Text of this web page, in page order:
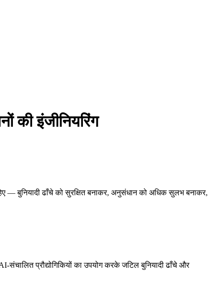
की इंजीनियरिंग
— बुनियादी ढाँचे को सुरक्षित बनाकर, अनुसंधान को अधिक सुलभ बनाकर,
प्रौद्योगिकियों का उपयोग करके जटिल बुनियादी ढाँचे और